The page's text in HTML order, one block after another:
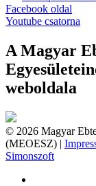
Facebook oldal
Youtube csatorna
A Magyar
weboldala
© 2026 Magyar
(MEOESZ) |
Simonszoft